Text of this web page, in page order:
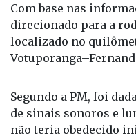
Com base nas
direcionado para a
localizado no
Segundo a PM, foi
de sinais sonoros e
não teria obedecido